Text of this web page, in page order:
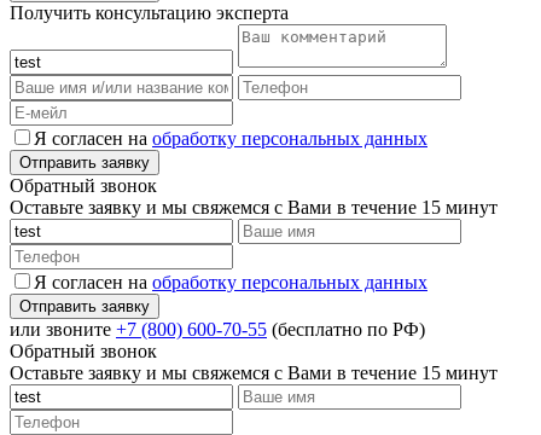
Получить консультацию эксперта
Я согласен на обработку персональных данных
Обратный звонок
Оставьте заявку и мы свяжемся с Вами в течение 15 минут
Я согласен на обработку персональных данных
или звоните +7 (800) 600-70-55 (бесплатно по РФ)
Обратный звонок
Оставьте заявку и мы свяжемся с Вами в течение 15 минут